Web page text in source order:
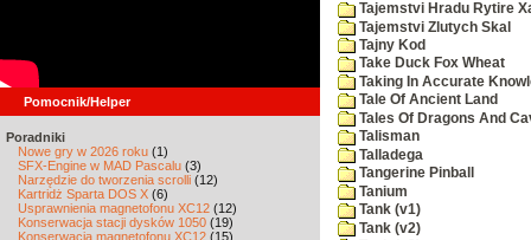
Pomocnik/Helper
Poradniki
Nowe gry w 2026 roku (1)
SFX-Engine w MAD Pascalu (3)
Narzędzie do tworzenia scrolli (12)
Kartridż Sparta DOS X (6)
Usprawnienia magnetofonu XC12 (12)
Konserwacja stacji dysków 1050 (19)
Konserwacja magnetofonu XC12 (15)
Tajemstvi Hradu Rytire
Tajemstvi Zlutych Skal
Tajny Kod
Take Duck Fox Wheat
Taking In Accurate
Tale Of Ancient Land
Tales Of Dragons And
Talisman
Talladega
Tangerine Pinball
Tanium
Tank (v1)
Tank (v2)